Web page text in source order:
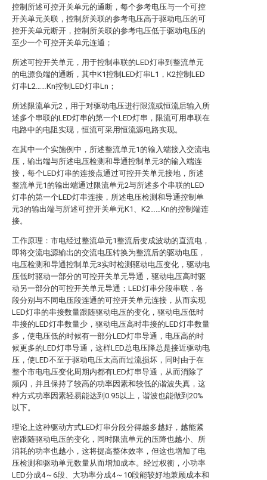
控制所述可控开关单元的通断，每个参考电压与一个可控
开关单元关联，控制所关联的参考电压高于驱动电压的可
控开关单元断开，控制所关联的参考电压低于驱动电压的
至少一个可控开关单元连通；
所述可控开关单元，用于控制串联的LED灯串到整流单元
的电源负端的通断，其中K1控制LED灯串L1，K2控制LED
灯串L2……Kn控制LED灯串Ln；
所述限流单元2，用于对驱动电压进行限流或恒流后输入所
述多个串联的LED灯串的第一个LED灯串，限流可用串联在
电路中的电阻实现，恒流可采用恒流源电路实现。
在其中一个实施例中，所述整流单元1的输入端接入交流电
压，输出端与所述电压检测和导通控制单元3的输入端连
接，每个LED灯串的连接点通过可控开关单元接地，所述
整流单元1的输出端通过限流单元2与所述多个串联的LED
灯串的第一个LED灯串连接，所述电压检测和导通控制单
元3的输出端与所述可控开关单元K1、K2……Kn的控制端连
接。
工作原理：市电经过整流单元1整流后变成波动的直流电，
即将交流电源输出的交流电压转换为整流后的驱动电压，
电压检测和导通控制单元3实时检测驱动电压变化，驱动电
压低时驱动一部分的可控开关单元导通，驱动电压高时驱
动另一部分的可控开关单元导通；LED灯串分段串联，各
段分别与不同电压段连通的可控开关单元连接，从而实现
LED灯串的串接数量跟随驱动电压的变化，驱动电压低时
串接的LED灯串数量少，驱动电压高时串接的LED灯串数量
多，使电压低的时候有一部分LED灯串导通，电压高的时
候更多的LED灯串导通，这样LED总电压降总是接近驱动电
压，使LED不至于驱动电压太高而过流损坏，同时由于在
整个市电电压变化周期内都有LED灯串导通，从而消除了
频闪，并且保持了较高的功率因素和较低的谐波失真，这
种方式功率因素轻易能达到0.95以上，谐波也能做到20%
以下。
理论上这种驱动方式LED灯串分段分得越多越好，越能紧
密跟随驱动电压的变化，同时限流单元的压降也越小、所
消耗的功率也越小，这将提高整体效率，但这也增加了电
压检测和驱动单元数量从而增加成本。经过权衡，小功率
LED分成4～6段、大功率分成4～10段能较好地兼顾成本和